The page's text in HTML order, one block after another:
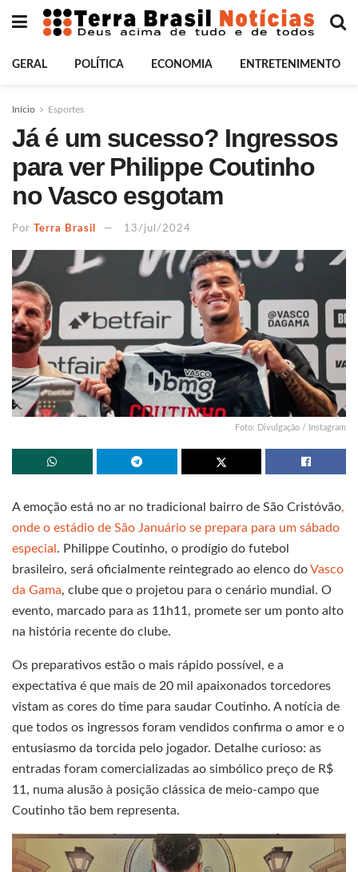
GERAL POLÍTICA ECONOMIA ENTRETENIMENTO
Início Esportes
Já é um sucesso? Ingressos
para ver Philippe Coutinho
no Vasco esgotam
Por Terra Brasil 13/jul/2024
Foto: Divulgação / Instagram
A emoção está no ar no tradicional bairro de São Cristóvão,
onde o estádio de São Januário se prepara para um sábado
especial . Philippe Coutinho, o prodígio do futebol
brasileiro, será oficialmente reintegrado ao elenco doVasco
da Gama, clube que o projetou para o cenário mundial. O
evento, marcado para as 11h11, promete ser um ponto alto
na história recente do clube.
Os preparativos estão o mais rápido possível, e a
expectativa é que mais de 20 mil apaixonados torcedores
vistam as cores do time para saudar Coutinho. A notícia de
que todos os ingressos foram vendidos confirma o amor e o
entusiasmo da torcida pelo jogador. Detalhe curioso: as
entradas foram comercializadas ao simbólico preço de R$
11, numa alusão à posição clássica de meio-campo que
Coutinho tão bem representa.